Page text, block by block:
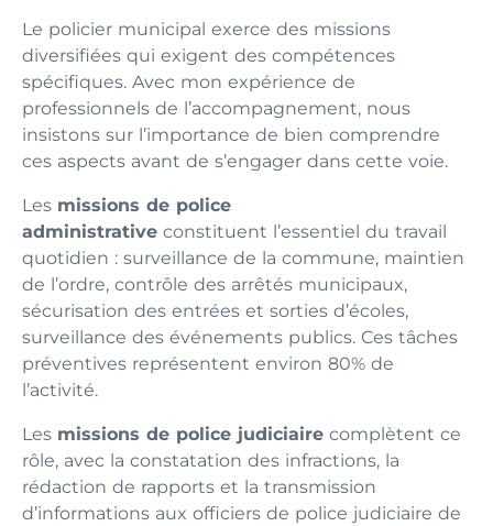
Le policier municipal exerce des missions
diversifiées qui exigent des compétences
spécifiques. Avec mon expérience de
professionnels de l’accompagnement, nous
insistons sur l’importance de bien comprendre
ces aspects avant de s’engager dans cette voie.
Les missions de police
administrative constituent l’essentiel du travail
quotidien : surveillance de la commune, maintien
de l’ordre, contrôle des arrêtés municipaux,
sécurisation des entrées et sorties d’écoles,
surveillance des événements publics. Ces tâches
préventives représentent environ 80% de
l’activité.
Les missions de police judiciaire complètent ce
rôle, avec la constatation des infractions, la
rédaction de rapports et la transmission
d’informations aux officiers de police judiciaire de